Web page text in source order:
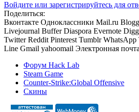
Войдите или зарегистрируйтесь для
Поделиться:
Вконтакте Одноклассники Mail.ru
Livejournal Buffer Diaspora Evernote Digg
Twitter Reddit Pinterest Tumblr WhatsApp
Line Gmail yahoomail Электронная почта
Форум Hack Lab
Steam Game
Counter-Strike:Global Offensive
Скины